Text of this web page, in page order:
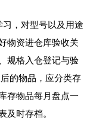
，对型号以及用途
物资进仓库验收关
规格入仓登记与验
的物品，应分类存
存物品每月盘点一
及时存档。